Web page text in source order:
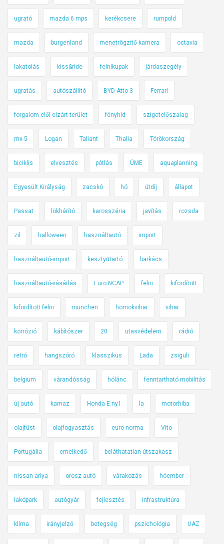
ugrató mazda 6 mps kerékcsere rumpold
mazda burgenland menetrögzítő kamera octavia
lakatolás kiss&ride felnikupak járdaszegély
ugratás autószállító BYD Atto 3 Ferrari
forgalom elől elzárt terület fényhíd szigetelőszalag
mx-5 Logan Taliant Thalia Törökország
biciklis elvesztés pótlás ÚME aquaplanning
Egyesült Királyság zacskó hó útdíj állapot
Passat lökhárító karosszéria javítás rozsda
zil halloween használtautó import
használtautó-import kesztyűtartó barkács
használtautó-vásárlás Euro NCAP felni kifordított
kifordított felni münchen homokvihar vihar
korrózió kábítószer 20 utasvédelem rádió
retró hangszóró klasszikus Lada zsiguli
belgium várandósság hólánc fenntartható mobilitás
új autó kamaz Honda E:ny1 la motorhiba
olajfüst olajfogyasztás euro-norma Vito
Portugália emelkedő beláthatatlan útszakasz
nissan ariya orosz autó várakozás hóember
lakópark autógyár fejlesztés infrastruktúra
klíma irányjelző betegség pszichológia UAZ